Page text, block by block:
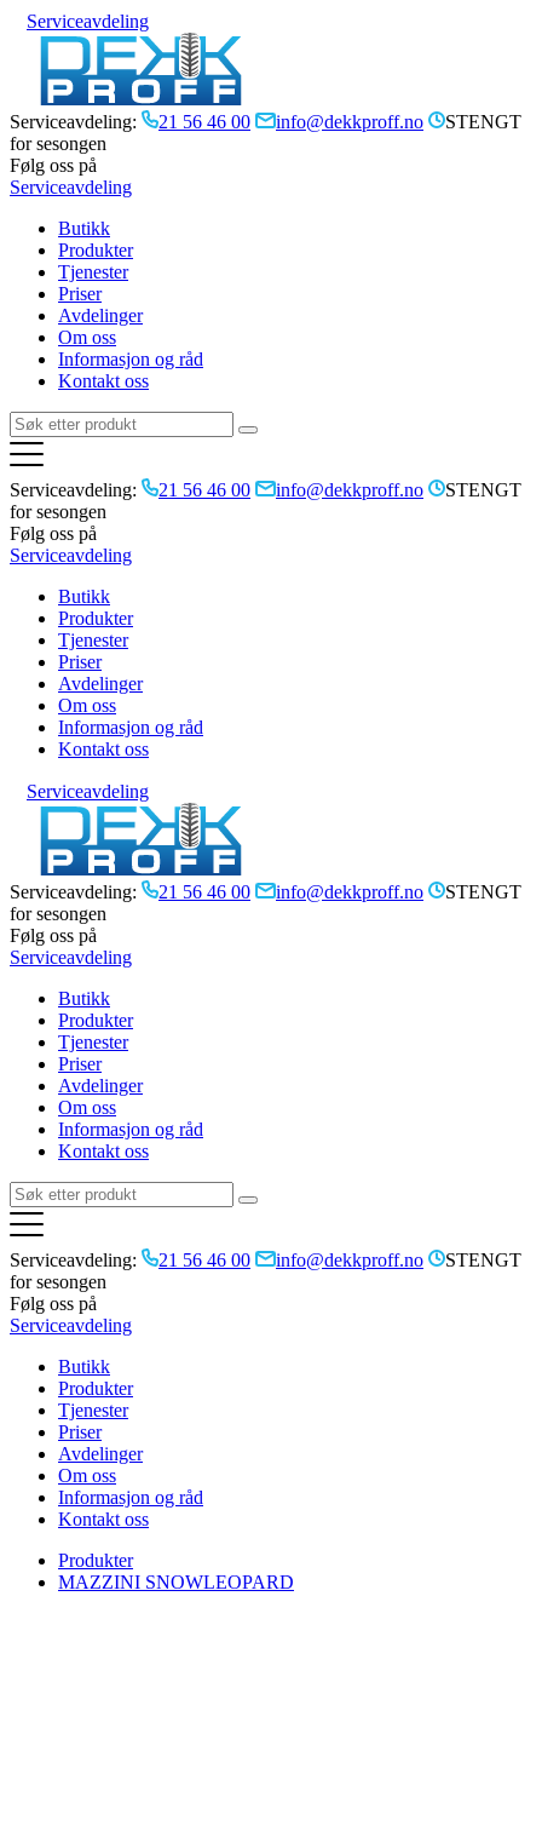
Serviceavdeling
Serviceavdeling: 21 56 46 00 info@dekkproff.no
STENGT
for sesongen
Følg oss på
Serviceavdeling
Butikk
Produkter
Tjenester
Priser
Avdelinger
Om oss
Informasjon og råd
Kontakt oss
Serviceavdeling: 21 56 46 00 info@dekkproff.no
STENGT
for sesongen
Følg oss på
Serviceavdeling
Butikk
Produkter
Tjenester
Priser
Avdelinger
Om oss
Informasjon og råd
Kontakt oss
Serviceavdeling
Serviceavdeling: 21 56 46 00 info@dekkproff.no
STENGT
for sesongen
Følg oss på
Serviceavdeling
Butikk
Produkter
Tjenester
Priser
Avdelinger
Om oss
Informasjon og råd
Kontakt oss
Serviceavdeling: 21 56 46 00 info@dekkproff.no
STENGT
for sesongen
Følg oss på
Serviceavdeling
Butikk
Produkter
Tjenester
Priser
Avdelinger
Om oss
Informasjon og råd
Kontakt oss
Produkter
MAZZINI SNOWLEOPARD